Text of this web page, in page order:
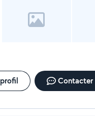
Vous pouvez me
Contacter